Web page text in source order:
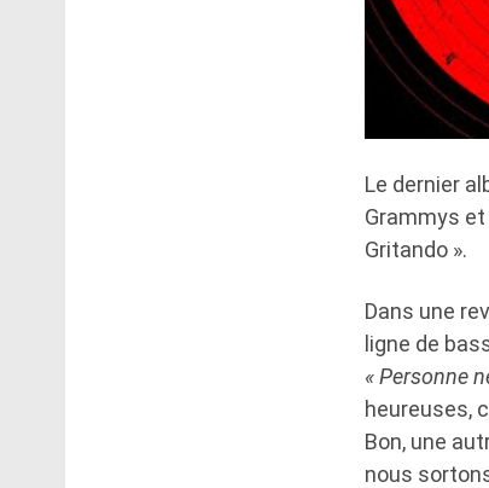
Le dernier
Grammys
Gritando ».
Dans une
ligne de
« Personne
heureuses,
Bon, une
nous